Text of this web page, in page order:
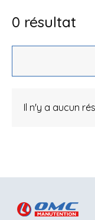
0 résultat
Il n'y a aucun